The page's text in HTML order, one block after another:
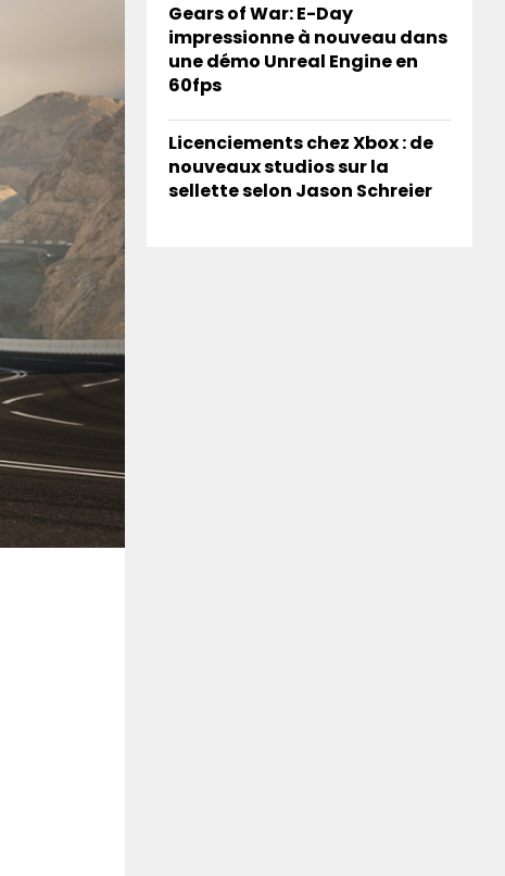
Gears of War: E-Day
impressionne à nouveau dans
une démo Unreal Engine en
60fps
Licenciements chez Xbox : de
nouveaux studios sur la
sellette selon Jason Schreier